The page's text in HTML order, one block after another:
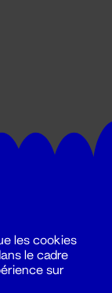
les cookies
le cadre
sur